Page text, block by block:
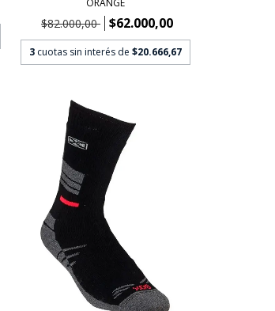
$82.000,00 $62.000,00
3 cuotas sin interés de $20.666,67